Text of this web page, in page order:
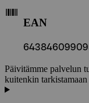
EAN
Päivitämme palvelun
kuitenkin